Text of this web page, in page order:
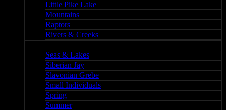
Little Pike Lake
Mountains
Raptors
Rivers & Creeks
Seas & Lakes
Siberian Jay
Slavonian Grebe
Small Individuals
Spring
Summer